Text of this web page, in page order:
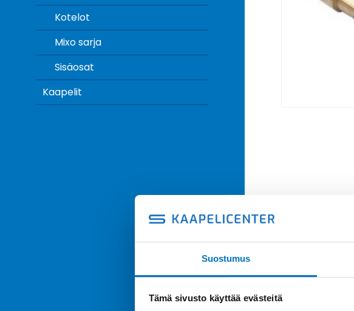
Suostumus
Tämä sivusto käyttää evästeitä
Kotelot
Mixo sarja
Sisäosat
Kaapelit